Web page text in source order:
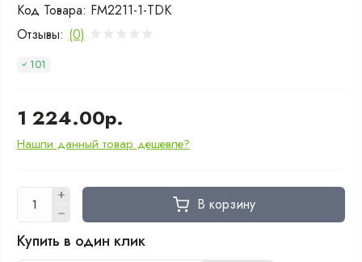
Код Товара: FM2211-1-TDK
Отзывы: (0)
101
1 224.00р.
Нашли данный товар дешевле?
В корзину
Купить в один клик